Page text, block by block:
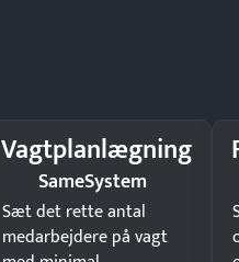
Vagtplanlægning
SameSystem
Sæt det rette antal
medarbejdere på vagt